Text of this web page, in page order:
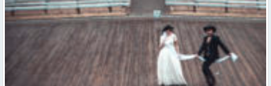
Valmiera gatava teātra svētkiem – sākas Valmieras vasaras teātra
festivāla nedēļa